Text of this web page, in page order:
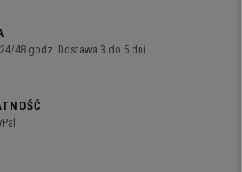
48 godz. Dostawa 3 do 5 dni.